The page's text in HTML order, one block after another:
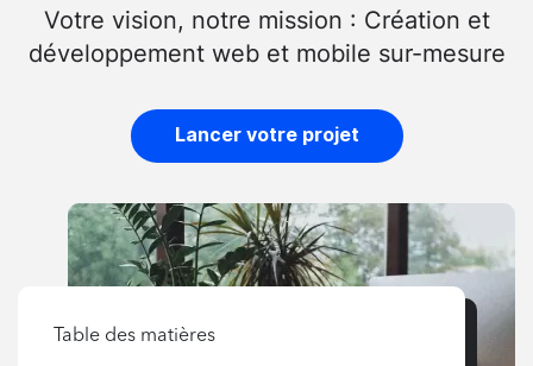
Votre vision, notre mission : Création et
développement web et mobile sur-mesure
Lancer votre projet
Table des matières